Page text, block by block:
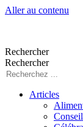
Aller au contenu
Rechercher
Rechercher
Articles